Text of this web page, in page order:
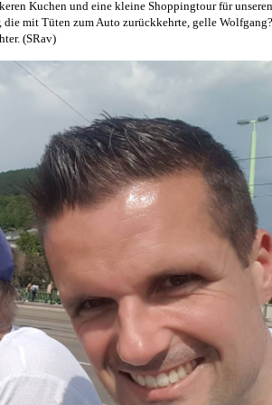
Kuchen und eine kleine Shoppingtour für unseren
die mit Tüten zum Auto zurückkehrte, gelle Wolfgang?
(SRav)